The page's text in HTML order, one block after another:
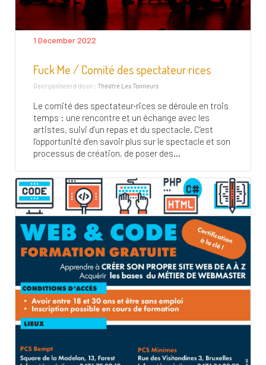
1 December 2022
Fuck Me / Comité des spectateur·rices
Georganiseerd door : Théâtre Les Tanneurs
Le comité des spectateur·rices se déroule en trois
temps : une rencontre et un échange avec les
artistes, suivi d’un repas et du spectacle. C’est
l’opportunité d’en savoir plus sur le spectacle et son
processus de création, de poser des...